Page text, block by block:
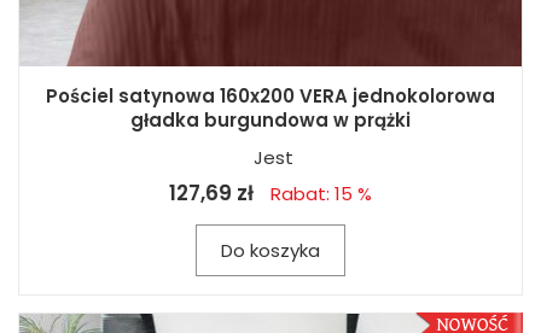
Pościel satynowa 160x200 VERA jednokolorowa
gładka burgundowa w prążki
Jest
127,69 zł Rabat: 15 %
Do koszyka